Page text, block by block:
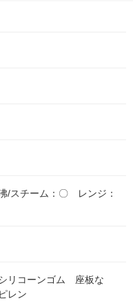
スチーム：〇 レンジ：
リコーンゴム 座板な
レン